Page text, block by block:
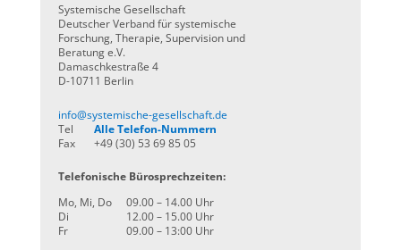
Systemische Gesellschaft
Deutscher Verband für systemische
Forschung, Therapie, Supervision und
Beratung e.V.
Damaschkestraße 4
D-10711 Berlin
info@systemische-gesellschaft.de
Tel
Alle Telefon-Nummern
Fax
+49 (30) 53 69 85 05
Telefonische Bürosprechzeiten:
Mo, Mi, Do
09.00 – 14.00 Uhr
Di
12.00 – 15.00 Uhr
Fr
09.00 – 13:00 Uhr